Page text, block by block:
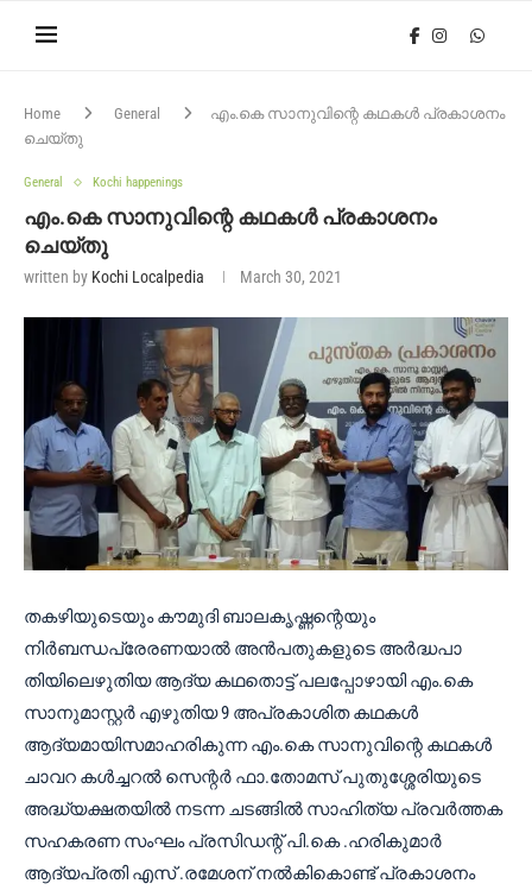
Home General
എം.കെ സാനുവിന്റെ കഥകൾ പ്രകാശനം
ചെയ്‌തു
General Kochi happenings
എം.കെ സാനുവിന്റെ കഥകൾ പ്രകാശനം
ചെയ്‌തു
written by Kochi Localpedia March 30, 2021
തകഴിയുടെയും കൗമുദി ബാലകൃഷ്ണന്റെയും
നിർബന്ധപ്രേരണയാൽ അൻപതുകളുടെ അർദ്ധപാ
തിയിലെഴുതിയ ആദ്യ കഥതൊട്ട് പലപ്പോഴായി എം.കെ
സാനുമാസ്റ്റർ എഴുതിയ 9 അപ്രകാശിത കഥകൾ
ആദ്യമായിസമാഹരികുന്ന എം.കെ സാനുവിന്റെ കഥകൾ
ചാവറ കൾച്ചറൽ സെന്റർ ഫാ.തോമസ് പുതുശ്ശേരിയുടെ
അദ്ധ്യക്ഷതയിൽ നടന്ന ചടങ്ങിൽ സാഹിത്യ പ്രവർത്തക
സഹകരണ സംഘം പ്രസിഡന്റ് പി.കെ .ഹരികുമാർ
ആദ്യപ്രതി എസ് .രമേശന് നൽകികൊണ്ട് പ്രകാശനം